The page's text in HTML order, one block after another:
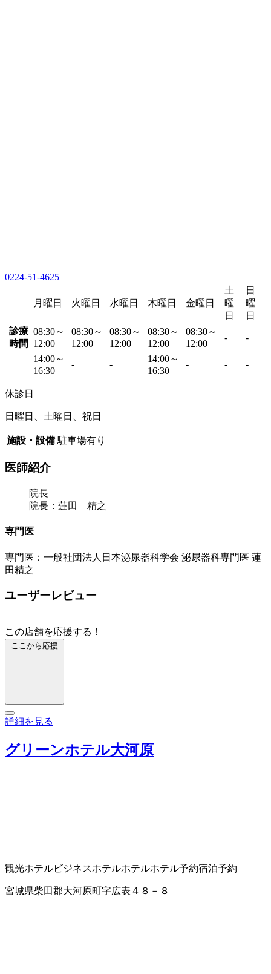
0224-51-4625
月曜日 火曜日 水曜日 木曜日 金曜日
土
曜
日
日
曜
日
診療
時間
08:30～
12:00
08:30～
12:00
08:30～
12:00
08:30～
12:00
08:30～
12:00
- -
14:00～
16:30
- -
14:00～
16:30
- - -
休診日
日曜日、土曜日、祝日
施設・設備 駐車場有り
医師紹介
院長
院長：蓮田 精之
専門医
専門医：一般社団法人日本泌尿器科学会 泌尿器科専門医 蓮
田精之
ユーザーレビュー
この店舗を応援する！
ここから応援
詳細を見る
グリーンホテル大河原
観光ホテルビジネスホテルホテルホテル予約宿泊予約
宮城県柴田郡大河原町字広表４８－８